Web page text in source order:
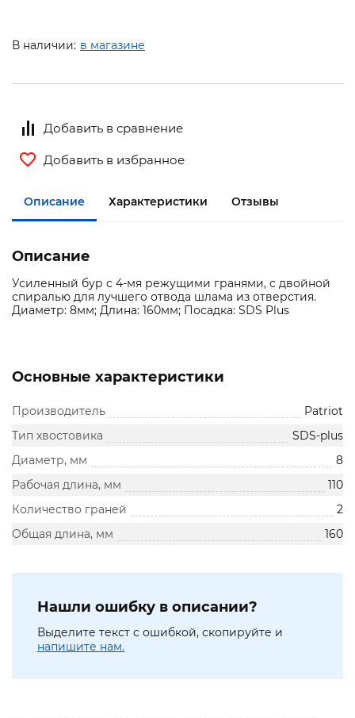
В наличии: в магазине
Добавить в сравнение
Добавить в избранное
Описание Характеристики Отзывы
Описание
Усиленный бур с 4-мя режущими гранями, с двойной
спиралью для лучшего отвода шлама из отверстия.
Диаметр: 8мм; Длина: 160мм; Посадка: SDS Plus
Основные характеристики
Производитель
Patriot
Тип хвостовика
SDS-plus
Диаметр, мм
8
Рабочая длина, мм
110
Количество граней
2
Общая длина, мм
160
Нашли ошибку в описании?
Выделите текст с ошибкой, скопируйте и
напишите нам.